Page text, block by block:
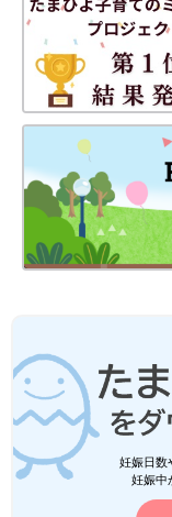
妊娠日数
妊娠中